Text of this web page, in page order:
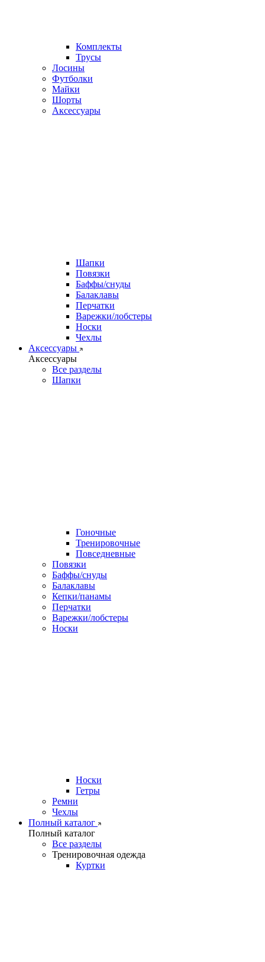
Комплекты
Трусы
Лосины
Футболки
Майки
Шорты
Аксессуары
Шапки
Повязки
Баффы/снуды
Балаклавы
Перчатки
Варежки/лобстеры
Носки
Чехлы
Аксессуары
Аксессуары
Все разделы
Шапки
Гоночные
Тренировочные
Повседневные
Повязки
Баффы/снуды
Балаклавы
Кепки/панамы
Перчатки
Варежки/лобстеры
Носки
Носки
Гетры
Ремни
Чехлы
Полный каталог
Полный каталог
Все разделы
Тренировочная одежда
Куртки